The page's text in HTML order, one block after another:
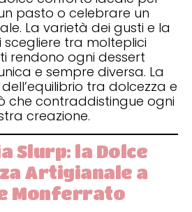
pasto o celebrare un
La varietà dei gusti e la
scegliere tra molteplici
rendono ogni dessert
e sempre diversa. La
tra dolcezza e
che contraddistingue ogni
creazione.
Slurp: la Dolce
Artigianale a
Monferrato